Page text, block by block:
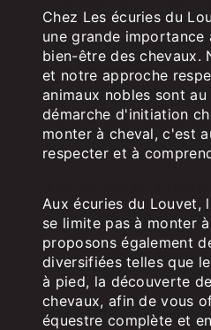
Chez Les écuries du
une grande importance
bien-être des chevaux.
et notre approche
animaux nobles sont
démarche d'initiation
monter à cheval, c'est
respecter et à
Aux écuries du Louvet,
se limite pas à monter
proposons également
diversifiées telles que
à pied, la découverte
chevaux, afin de vous
équestre complète et